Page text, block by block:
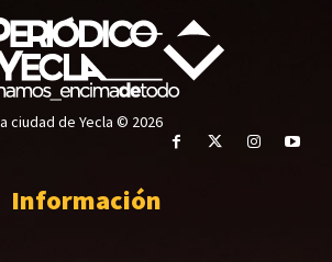
ciudad de Yecla © 2026
Información